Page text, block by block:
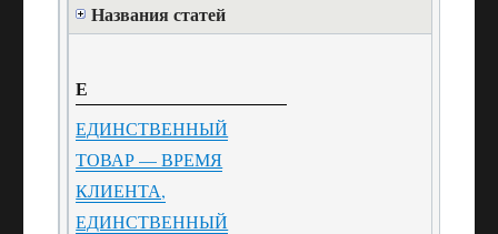
Названия статей
Е
ЕДИНСТВЕННЫЙ
ТОВАР — ВРЕМЯ
КЛИЕНТА,
ЕДИНСТВЕННЫЙ